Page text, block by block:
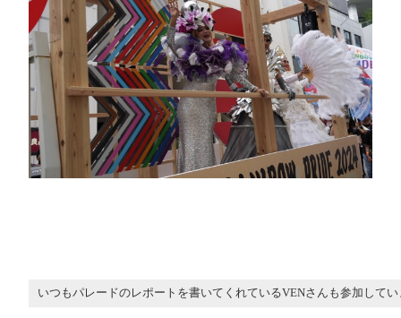
いつもパレードのレポートを書いてくれているVENさんも参加してい